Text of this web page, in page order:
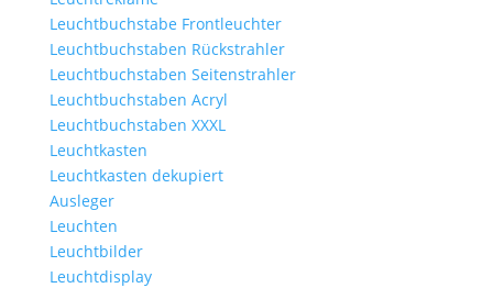
Leuchtbuchstabe Frontleuchter
Leuchtbuchstaben Rückstrahler
Leuchtbuchstaben Seitenstrahler
Leuchtbuchstaben Acryl
Leuchtbuchstaben XXXL
Leuchtkasten
Leuchtkasten dekupiert
Ausleger
Leuchten
Leuchtbilder
Leuchtdisplay